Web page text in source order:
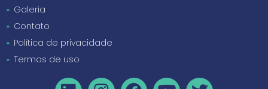
Galeria
Contato
Política de privacidade
Termos de uso